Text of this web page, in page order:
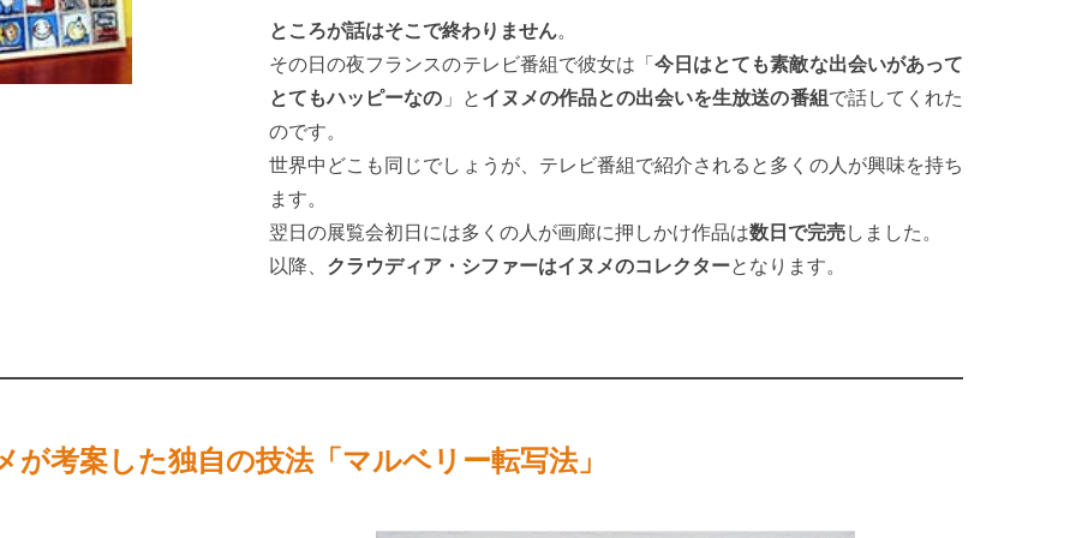
ところが話はそこで終わりません。
その日の夜フランスのテレビ番組で彼女は「今日はとても素敵な出会いがあって
とてもハッピーなの 」と イヌメの作品との出会いを生放送の番組 で話してくれた
のです。
世界中どこも同じでしょうが、テレビ番組で紹介されると多くの人が興味を持ち
ます。
翌日の展覧会初日には多くの人が画廊に押しかけ作品は数日で完売しました。
以降、 クラウディア・シファーはイヌメのコレクターとなります。
が考案した独自の技法「マルベリー転写法」